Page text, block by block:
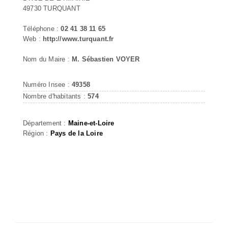
49730 TURQUANT
Téléphone :02 41 38 11 65
Web : http://www.turquant.fr
Nom du Maire : M. Sébastien VOYER
Numéro Insee : 49358
Nombre d'habitants :574
Département : Maine-et-Loire
Région : Pays de la Loire